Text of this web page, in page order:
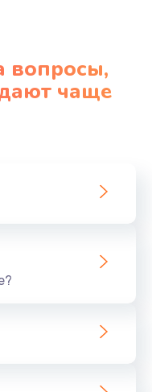
вопросы,
чаще